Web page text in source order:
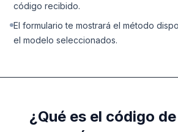
código recibido.
El formulario te mostrará el método
el modelo seleccionados.
¿Qué es el código